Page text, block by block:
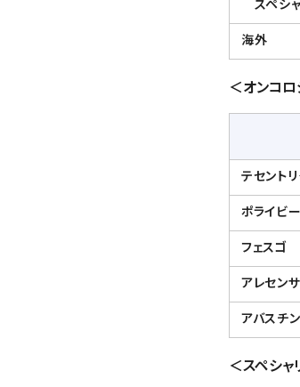
海外
＜オンコ
テセント
ポライビー
フェスゴ
アレセンサ
アバスチン
＜スペシ